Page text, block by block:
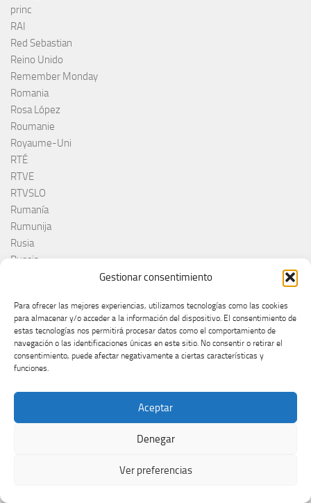
Gestionar consentimiento
Para ofrecer las mejores experiencias, utilizamos tecnologías como las cookies
para almacenar y/o acceder a la información del dispositivo. El consentimiento de
estas tecnologías nos permitirá procesar datos como el comportamiento de
navegación o las identificaciones únicas en este sitio. No consentir o retirar el
consentimiento, puede afectar negativamente a ciertas características y
funciones.
Aceptar
Denegar
Ver preferencias
princ
RAI
Red Sebastian
Reino Unido
Remember Monday
Romania
Rosa López
Roumanie
Royaume-Uni
RTÉ
RTVE
RTVSLO
Rumanía
Rumunija
Rusia
Russia
Saint-Marin
Sal Da Vinci
Salvador Sobral
San Marino
Sanremo
Sanremo 2026